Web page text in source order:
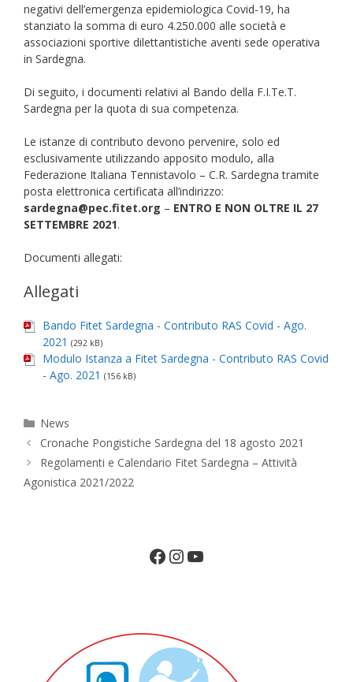
negativi dell’emergenza epidemiologica Covid-19, ha
stanziato la somma di euro 4.250.000 alle società e
associazioni sportive dilettantistiche aventi sede operativa
in Sardegna.
Di seguito, i documenti relativi al Bando della F.I.Te.T.
Sardegna per la quota di sua competenza.
Le istanze di contributo devono pervenire, solo ed
esclusivamente utilizzando apposito modulo, alla
Federazione Italiana Tennistavolo – C.R. Sardegna tramite
posta elettronica certificata all’indirizzo:
sardegna@pec.fitet.org – ENTRO E NON OLTRE IL 27
SETTEMBRE 2021.
Documenti allegati:
Allegati
Bando Fitet Sardegna - Contributo RAS Covid - Ago.
2021 (292 kB)
Modulo Istanza a Fitet Sardegna - Contributo RAS Covid
- Ago. 2021 (156 kB)
Categorie
News
Cronache Pongistiche Sardegna del 18 agosto 2021
Regolamenti e Calendario Fitet Sardegna – Attività
Agonistica 2021/2022
Facebook
Instagram
YouTube